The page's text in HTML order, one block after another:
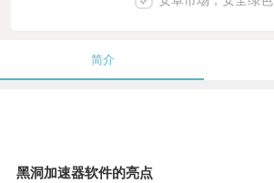
简介
黑洞加速器软件的亮点